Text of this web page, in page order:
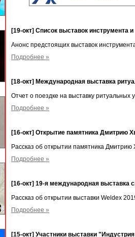
[19-окт] Список выставок инструмента
Анонс предстоящих выставок
Подробнее »
[18-окт] Международная выставка
Отчет о поездке на выставку ритуальных
Подробнее »
[16-окт] Открытие памятника Дмитрию
Рассказ об открытии памятника Дмитрию
Подробнее »
[16-окт] 19-я международная выставка
Рассказ об открытии выставки Weldex
Подробнее »
[15-окт] Участники выставки